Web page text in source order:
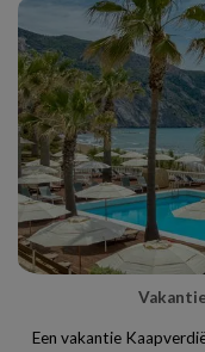
Een vakantie